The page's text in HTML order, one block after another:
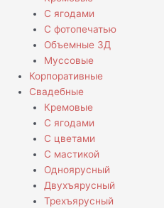
С ягодами
С фотопечатью
Объемные 3Д
Муссовые
Корпоративные
Свадебные
Кремовые
С ягодами
С цветами
С мастикой
Одноярусный
Двухъярусный
Трехъярусный